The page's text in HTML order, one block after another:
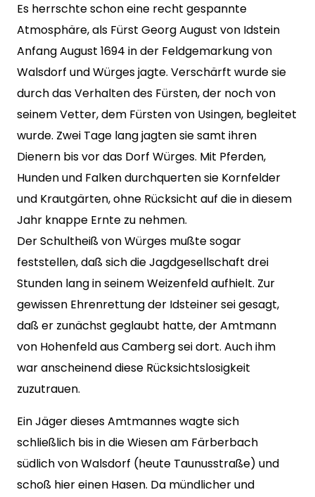
Es herrschte schon eine recht gespannte
Atmosphäre, als Fürst Georg August von Idstein
Anfang August 1694 in der Feldgemarkung von
Walsdorf und Würges jagte. Verschärft wurde sie
durch das Verhalten des Fürsten, der noch von
seinem Vetter, dem Fürsten von Usingen, begleitet
wurde. Zwei Tage lang jagten sie samt ihren
Dienern bis vor das Dorf Würges. Mit Pferden,
Hunden und Falken durchquerten sie Kornfelder
und Krautgärten, ohne Rücksicht auf die in diesem
Jahr knappe Ernte zu nehmen.
Der Schultheiß von Würges mußte sogar
feststellen, daß sich die Jagdgesellschaft drei
Stunden lang in seinem Weizenfeld aufhielt. Zur
gewissen Ehrenrettung der Idsteiner sei gesagt,
daß er zunächst geglaubt hatte, der Amtmann
von Hohenfeld aus Camberg sei dort. Auch ihm
war anscheinend diese Rücksichtslosigkeit
zuzutrauen.
Ein Jäger dieses Amtmannes wagte sich
schließlich bis in die Wiesen am Färberbach
südlich von Walsdorf (heute Taunusstraße) und
schoß hier einen Hasen. Da mündlicher und